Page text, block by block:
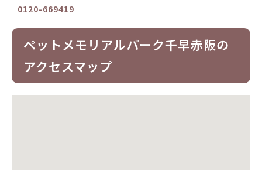
0120-669419
ペットメモリアルパーク千早赤阪の
アクセスマップ